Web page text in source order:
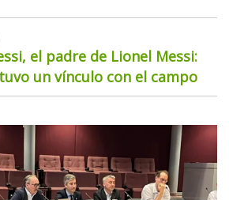
el padre de Lionel Messi:
un vínculo con el campo